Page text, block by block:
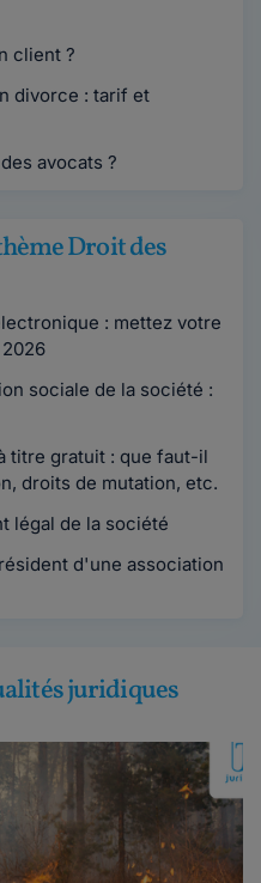
client ?
divorce : tarif et
avocats ?
Droit des
: mettez votre
sociale de la société :
titre gratuit : que faut-il
droits de mutation, etc.
légal de la société
d'une association
juridiques